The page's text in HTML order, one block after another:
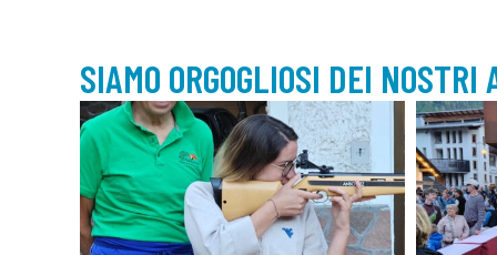
SIAMO ORGOGLIOSI DEI